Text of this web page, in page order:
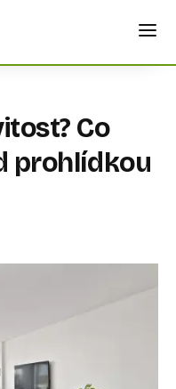
Co
prohlídkou